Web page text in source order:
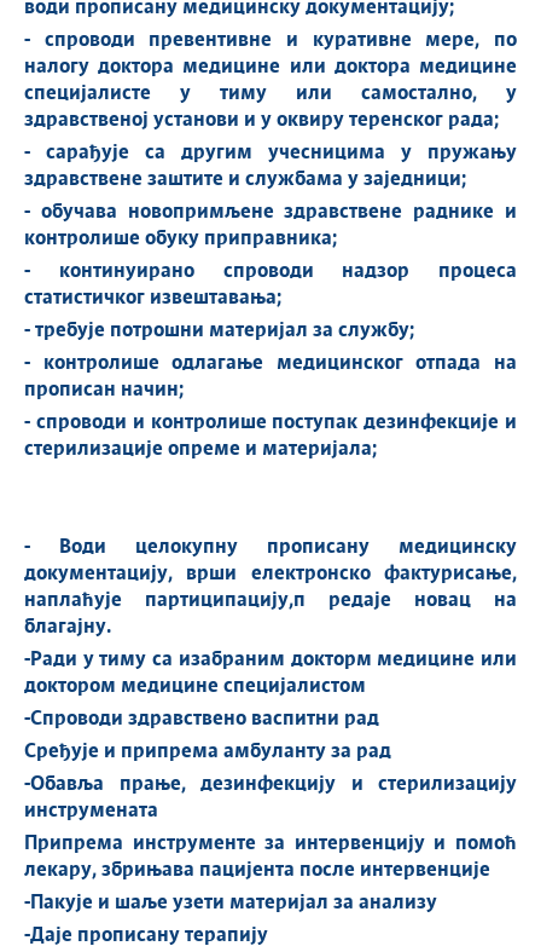
води прописану медицинску документацију;
- спроводи превентивне и куративне мере, по
налогу доктора медицине или доктора медицине
специјалисте у тиму или самостално, у
здравственој установи и у оквиру теренског рада;
- сарађује са другим учесницима у пружању
здравствене заштите и службама у заједници;
- обучава новопримљене здравствене раднике и
контролише обуку приправника;
- континуирано спроводи надзор процеса
статистичког извештавања;
- требује потрошни материјал за службу;
- контролише одлагање медицинског отпада на
прописан начин;
- спроводи и контролише поступак дезинфекције и
стерилизације опреме и материјала;
- Води целокупну прописану медицинску
документацију,
врши електронско фактурисање,
наплаћује партиципацију,п
редаје новац на
благајну.
- Ради у тиму са изабраним докторм медицине или
доктором медицине специјалистом
-Спроводи здравствено васпитни рад
Сређује и припрема амбуланту за рад
-Обавља прање, дезинфекцију и стерилизацију
инструмената
Припрема инструменте за интервенцију и помоћ
лекару, збрињава пацијента после интервенције
- Пакује и шаље узети материјал за анализу
-Даје прописану терапију